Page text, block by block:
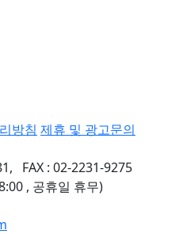
방침 제휴 및 광고문의
FAX : 02-2231-9275
, 공휴일 휴무)